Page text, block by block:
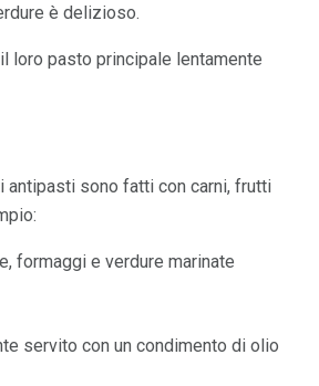
è delizioso.
loro pasto principale lentamente
antipasti sono fatti con carni, frutti
formaggi e verdure marinate
servito con un condimento di olio